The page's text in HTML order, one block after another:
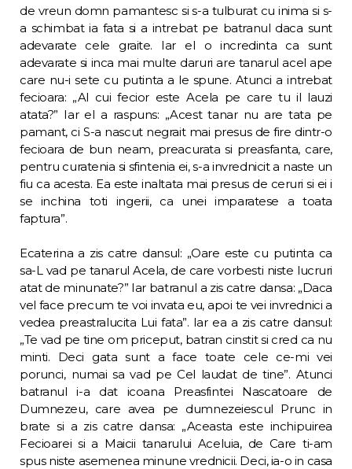
de vreun domn pamantesc si s-a tulburat cu inima si s-
a schimbat ia fata si a intrebat pe batranul daca sunt
adevarate cele graite. Iar el o incredinta ca sunt
adevarate si inca mai multe daruri are tanarul acel ape
care nu-i sete cu putinta a le spune. Atunci a intrebat
fecioara: „Al cui fecior este Acela pe care tu il lauzi
atata?” Iar el a raspuns: „Acest tanar nu are tata pe
pamant, ci S-a nascut negrait mai presus de fire dintr-o
fecioara de bun neam, preacurata si prea­sfanta, care,
pentru curatenia si sfintenia ei, s-a invrednicit a naste un
fiu ca acesta. Ea este inaltata mai presus de ceruri si ei i
se inchina toti ingerii, ca unei imparatese a toa­ta
faptura”.
Ecaterina a zis catre dansul: „Oare este cu putinta ca
sa-L vad pe tanarul Acela, de care vorbesti niste lucruri
atat de minunate?” Iar batranul a zis catre dansa: „Daca
vel face precum te voi invata eu, apoi te vei invrednici a
vedea preastralucita Lui fata”. Iar ea a zis catre dansul:
„Te vad pe tine om priceput, batran cinstit si cred ca nu
minti. Deci gata sunt a face toate cele ce-mi vei
porunci, numai sa vad pe Cel laudat de tine”. Atunci
batranul i-a dat icoana Preasfintei Nascatoare de
Dumnezeu, care avea pe dumnezeiescul Prunc in
brate si a zis catre dansa: „Aceasta este inchipuirea
Fecioarei si a Maicii tanarului Aceluia, de Care ti-am
spus niste asemenea minune vrednicii. Deci, ia-o in casa